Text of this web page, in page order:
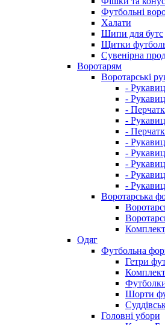
Футбольні
Халати
Шипи для бутс
Щитки
Сувенірна
Воротарям
Воротарські
-
-
-
-
-
-
-
-
-
-
Воротарська
Одяг
Футбольна
Гетри
Шорти
Головні убори